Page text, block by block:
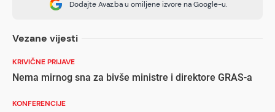
Dodajte Avaz.ba u omiljene izvore na Google-u.
Vezane vijesti
KRIVIČNE PRIJAVE
Nema mirnog sna za bivše ministre i direktore GRAS-a
KONFERENCIJE